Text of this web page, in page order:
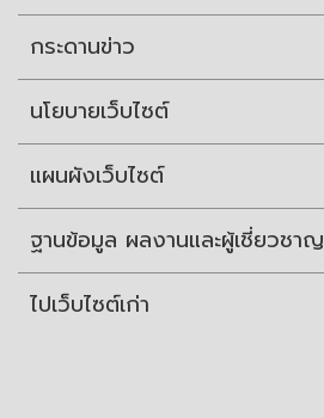
กระดานข่าว
นโยบายเว็บไซต์
แผนผังเว็บไซต์
ฐานข้อมูล ผลงานและผู้เชี่ยวชาญ
ไปเว็บไซต์เก่า